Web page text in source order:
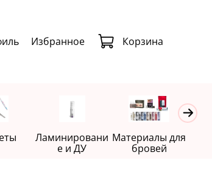
Избранное Корзина
Ламинировани
е и ДУ
Материалы для
бровей